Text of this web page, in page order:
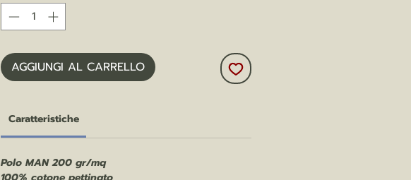
AGGIUNGI AL CARRELLO
Caratteristiche
Polo MAN 200 gr/mq